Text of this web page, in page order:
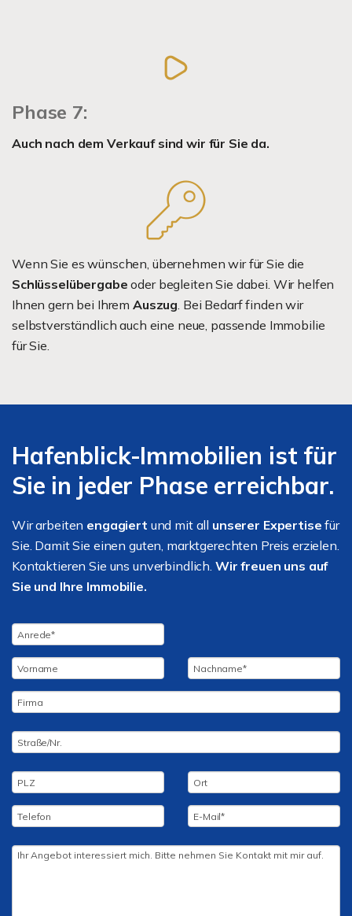
Phase 7:
Auch nach dem Verkauf sind wir für Sie da.
Wenn Sie es wünschen, übernehmen wir für Sie die
Schlüsselübergabeoder begleiten Sie dabei. Wir helfen
Ihnen gern bei Ihrem Auszug. Bei Bedarf finden wir
selbstverständlich auch eine neue, passende Immobilie
für Sie.
Hafenblick-Immobilien ist für
Sie in jeder Phase erreichbar.
Wir arbeiten engagiert und mit all unserer Expertise für
Sie. Damit Sie einen guten, marktgerechten Preis erzielen.
Kontaktieren Sie uns unverbindlich. Wir freuen uns auf
Sie und Ihre Immobilie.